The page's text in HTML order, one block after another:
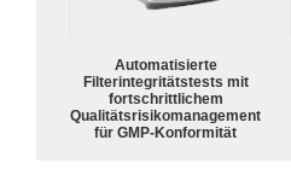
Automatisierte
Filterintegritätstests mit
fortschrittlichem
Qualitätsrisikomanagement
für GMP-Konformität